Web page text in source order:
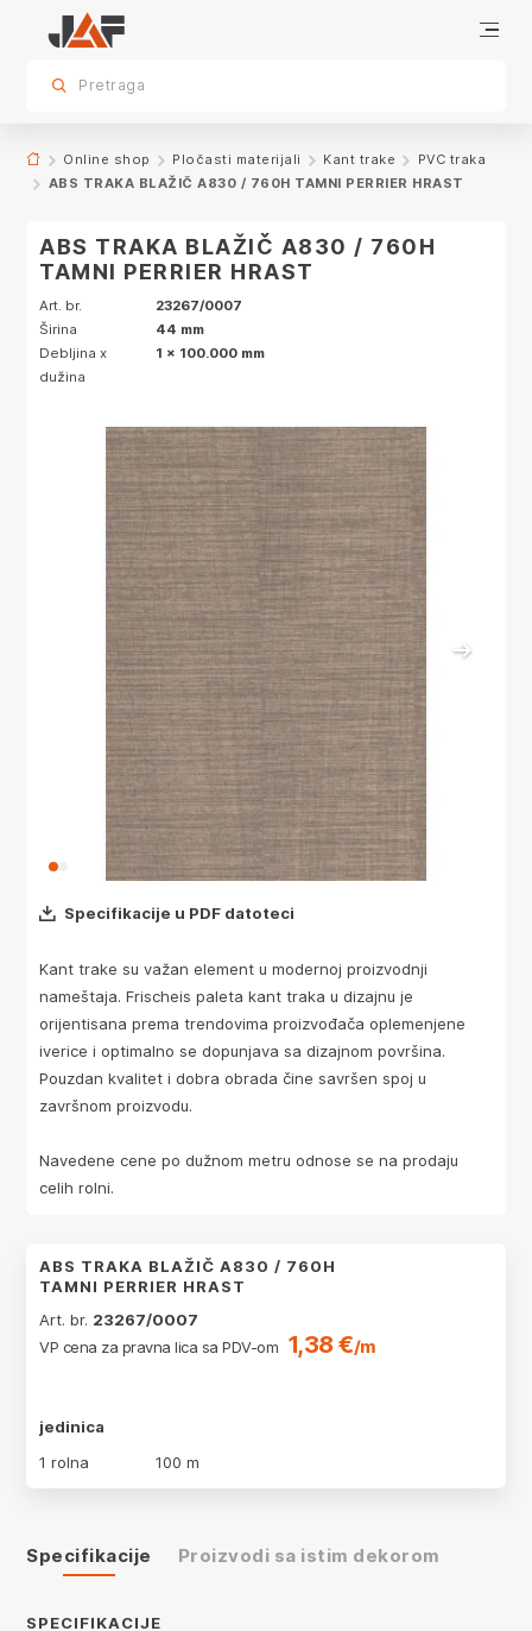
sr.skip-to.main-content
sr.skip-to.table-of-contents
sr.skip-to.main-navigation
Specifikacije
Pretraga
Online shop Pločasti materijali Kant trake
PVC traka
ABS TRAKA BLAŽIČ A830 / 760H TAMNI PERRIER HRAST
ABS TRAKA BLAŽIČ A830 / 760H
TAMNI PERRIER HRAST
Art. br.
23267/0007
Širina
44 mm
Debljina x
dužina
1 x 100.000 mm
Specifikacije u PDF datoteci
Kant trake su važan element u modernoj proizvodnji
nameštaja. Frischeis paleta kant traka u dizajnu je
orijentisana prema trendovima proizvođača oplemenjene
iverice i optimalno se dopunjava sa dizajnom površina.
Pouzdan kvalitet i dobra obrada čine savršen spoj u
završnom proizvodu.
Navedene cene po dužnom metru odnose se na prodaju
celih rolni.
ABS TRAKA BLAŽIČ A830 / 760H
TAMNI PERRIER HRAST
Art. br. 23267/0007
VP cena za pravna lica sa PDV-om 1,38 €/m
jedinica
1 rolna
100 m
Specifikacije Proizvodi sa istim dekorom
SPECIFIKACIJE